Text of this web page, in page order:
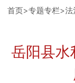
首页>专题专栏>法
岳阳县